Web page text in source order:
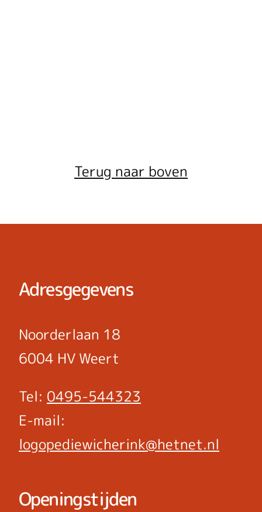
Terug naar boven
Adresgegevens
Noorderlaan 18
6004 HV Weert
Tel: 0495-544323
E-mail:
logopediewicherink@hetnet.nl
Openingstijden